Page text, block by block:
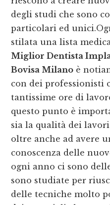
degli studi che sono
particolari ed
stilata una lista
Miglior Dentista
Bovisa Milano è
con dei professionisti
tantissime ore di
questo punto è
sia la qualità dei
oltre anche ad avere
conoscenza delle
ogni anno ci sono
sono studiate per
delle tecniche molto